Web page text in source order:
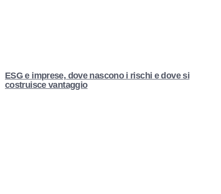
ESG e imprese, dove nascono i rischi e dove si
costruisce vantaggio